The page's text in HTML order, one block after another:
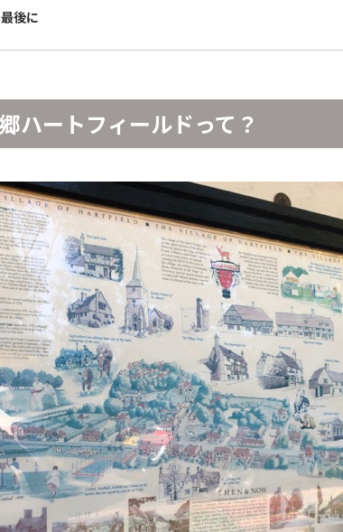
最後に
ハートフィールドって？